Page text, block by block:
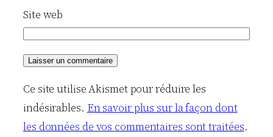
Site web
Ce site utilise Akismet pour réduire les
indésirables. En savoir plus sur la façon dont
les données de vos commentaires sont traitées.